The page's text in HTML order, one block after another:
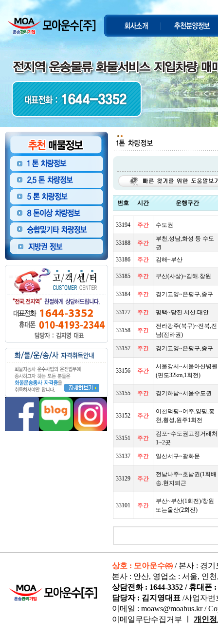
번호 시간 운행구간
33194 주간 수도권
33188 주간
부천,성남,화성 등 수도
권
33186
주간 김해~부산
33185 주간 부산(사상)~김해.창원
33184 주간 경기고양~은평구,중구
33177 주간 평택~당진.서산.태안
33158 주간
전라광주(북구)~전북,전
남(전라권)
33157
주간 경기고양~은평구,중구
33156 주간
서울강서~서울아산병원
(편도32km,1회전)
33155 주간 경기하남~서울수도권
33152 주간
이천덕평~여주,양평,홍
천,횡성,원주1회전
33151 주간
김포~수도권고정거래처
1~2곳
33137
주간 일산서구~광화문
33129 주간
전남나주~호남권(1회배
송.현지퇴근
33101 주간
부산~부산(1회전)/창원
또는울산(2회전)
상호 : 모아운수㈜ / 본사 : 경기
본사 : 안산, 영업소 : 서울, 인
상담전화 : 1644-3352 / 휴대폰
담당자 : 김지영대표 /사업자번
이메일 : moaws@moabus.kr /
이메일무단수집거부 ㅣ 개인